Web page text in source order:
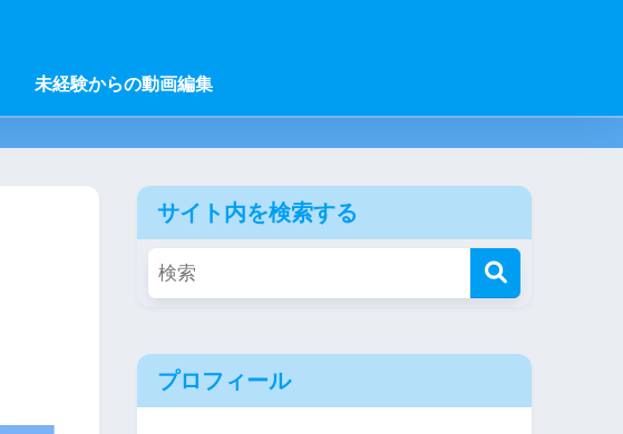
未経験からの動画編集
サイト内を検索する
プロフィール